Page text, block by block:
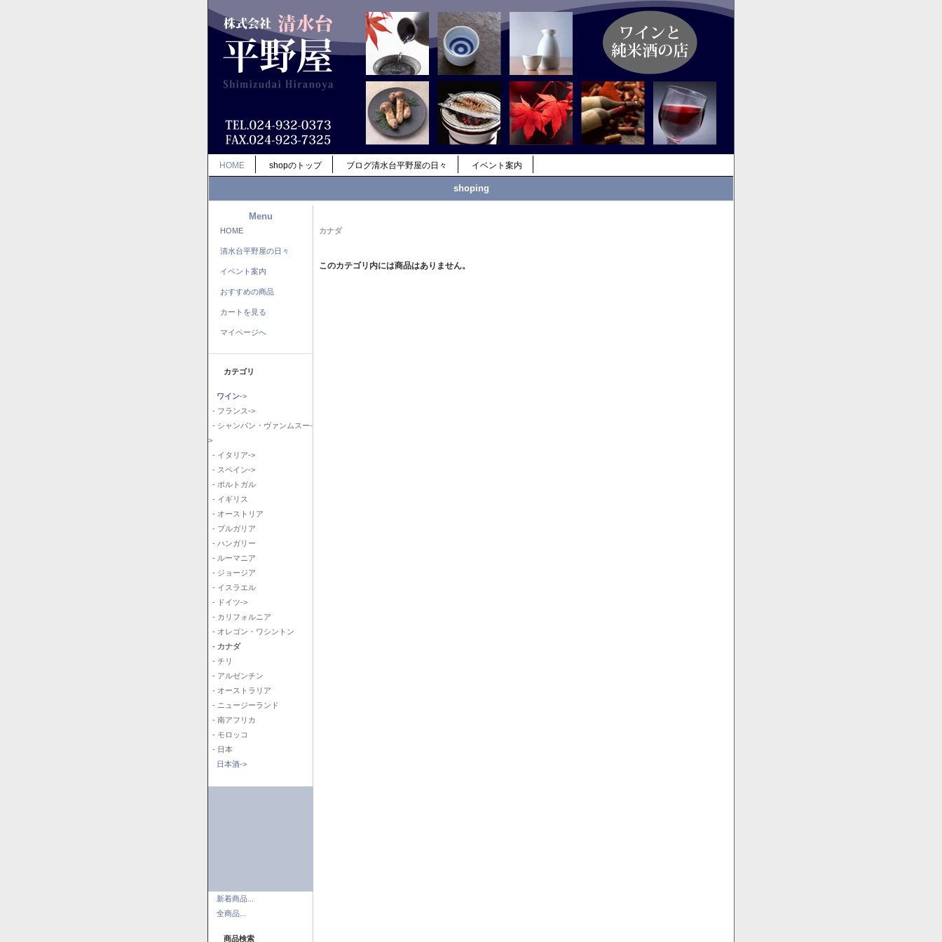
HOME shopのトップ ブログ清水台平野屋の日々 イベント案内
shoping
Menu
HOME
清水台平野屋の日々
イベント案内
おすすめの商品
カートを見る
マイページへ
カテゴリ
ワイン->
- フランス->
- シャンパン・ヴァンムスー-
>
- イタリア->
- スペイン->
- ポルトガル
- イギリス
- オーストリア
- ブルガリア
- ハンガリー
- ルーマニア
- ジョージア
- イスラエル
- ドイツ->
- カリフォルニア
- オレゴン・ワシントン
- カナダ
- チリ
- アルゼンチン
- オーストラリア
- ニュージーランド
- 南アフリカ
- モロッコ
- 日本
日本酒->
新着商品...
全商品...
商品検索
カナダ
このカテゴリ内には商品はありません。